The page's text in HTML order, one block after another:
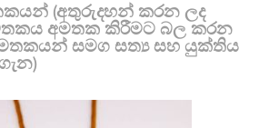
(අතුරුදහන් කරන ලද
අමතක කිරීමට බල කරන
සමග සත්‍ය සහ යුක්තිය